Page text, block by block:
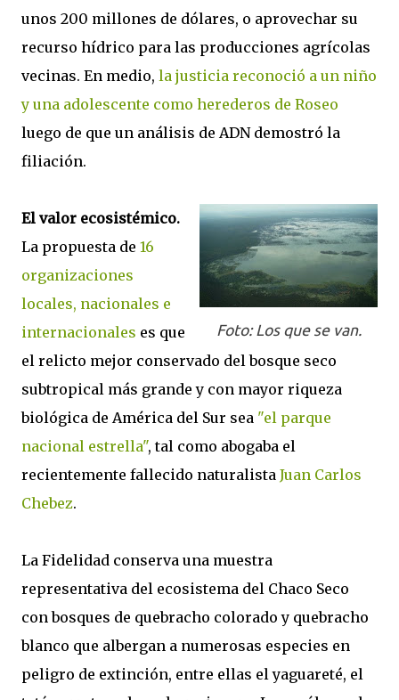
unos 200 millones de dólares, o aprovechar su
recurso hídrico para las producciones agrícolas
vecinas. En medio, la justicia reconoció a un niño
y una adolescente como herederos de Roseo
luego de que un análisis de ADN demostró la
filiación.
Foto: Los que se van.
El valor ecosistémico.
La propuesta de 16
organizaciones
locales, nacionales e
internacionales es que
el relicto mejor conservado del bosque seco
subtropical más grande y con mayor riqueza
biológica de América del Sur sea "el parque
nacional estrella", tal como abogaba el
recientemente fallecido naturalista Juan Carlos
Chebez.
La Fidelidad conserva una muestra
representativa del ecosistema del Chaco Seco
con bosques de quebracho colorado y quebracho
blanco que albergan a numerosas especies en
peligro de extinción, entre ellas el yaguareté, el